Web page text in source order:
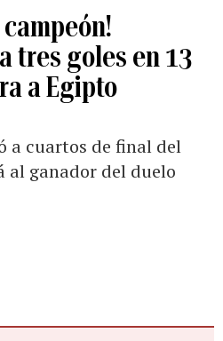
tres goles en 13
a Egipto
a cuartos de final del
ganador del duelo